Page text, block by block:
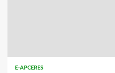
E-APCERES